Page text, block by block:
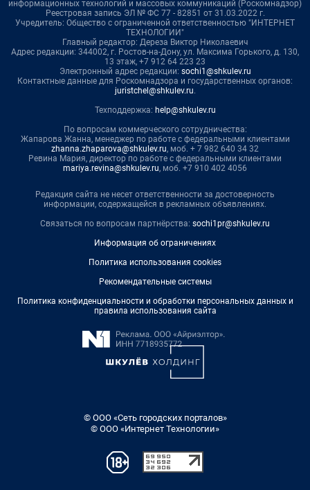
информационных технологий и массовых коммуникаций (Роскомнадзор)
Реестровая запись ЭЛ № ФС 77 - 82851 от 31.03.2022 г.
Учредитель: Общество с ограниченной ответственностью "ИНТЕРНЕТ
ТЕХНОЛОГИИ"
Главный редактор: Дереза Виктор Николаевич
Адрес редакции: 344002, г. Ростов-на-Дону, ул. Максима Горького, д. 130,
13 этаж, +7 912 64 223 23
Электронный адрес редакции: sochi1@shkulev.ru
Контактные данные для Роскомнадзора и государственных органов:
juristchel@shkulev.ru.
Техподдержка: help@shkulev.ru
По вопросам коммерческого сотрудничества:
Жапарова Жанна, менеджер по работе с федеральными клиентами
zhanna.zhaparova@shkulev.ru, моб. + 7 982 640 34 32
Ревина Мария, директор по работе с федеральными клиентами
mariya.revina@shkulev.ru, моб. +7 910 402 4056
Редакция сайта не несет ответственности за достоверность
информации, содержащейся в рекламных объявлениях.
Связаться по вопросам партнёрства: sochi1pr@shkulev.ru
Информация об ограничениях
Политика использования cookies
Рекомендательные системы
Политика конфиденциальности и обработки персональных данных и
правила использования сайта
© ООО «Сеть городских порталов»
© ООО «Интернет Технологии»